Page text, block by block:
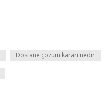
Dostane çözüm kararı nedir